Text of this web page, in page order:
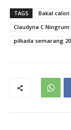
TAGS Bakal
Claudyna C Ningrum
pilkada semarang